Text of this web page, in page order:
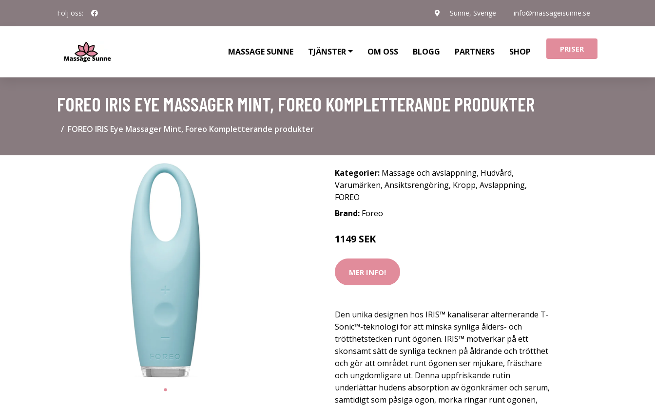
Följ oss: Sunne, Sverige info@massageisunne.se
MASSAGE SUNNE TJÄNSTER OM OSS BLOGG PARTNERS SHOP PRISER
FOREO IRIS EYE MASSAGER MINT, FOREO KOMPLETTERANDE PRODUKTER
FOREO IRIS Eye Massager Mint, Foreo Kompletterande produkter
Kategorier: Massage och avslappning, Hudvård,
Varumärken, Ansiktsrengöring, Kropp, Avslappning,
FOREO
Brand: Foreo
1149 SEK
MER INFO!
Den unika designen hos IRIS™ kanaliserar alternerande T-
Sonic™-teknologi för att minska synliga ålders- och
trötthetstecken runt ögonen. IRIS™ motverkar på ett
skonsamt sätt de synliga tecknen på åldrande och trötthet
och gör att området runt ögonen ser mjukare, fräschare
och ungdomligare ut. Denna uppfriskande rutin
underlättar hudens absorption av ögonkrämer och serum,
samtidigt som påsiga ögon, mörka ringar runt ögonen,